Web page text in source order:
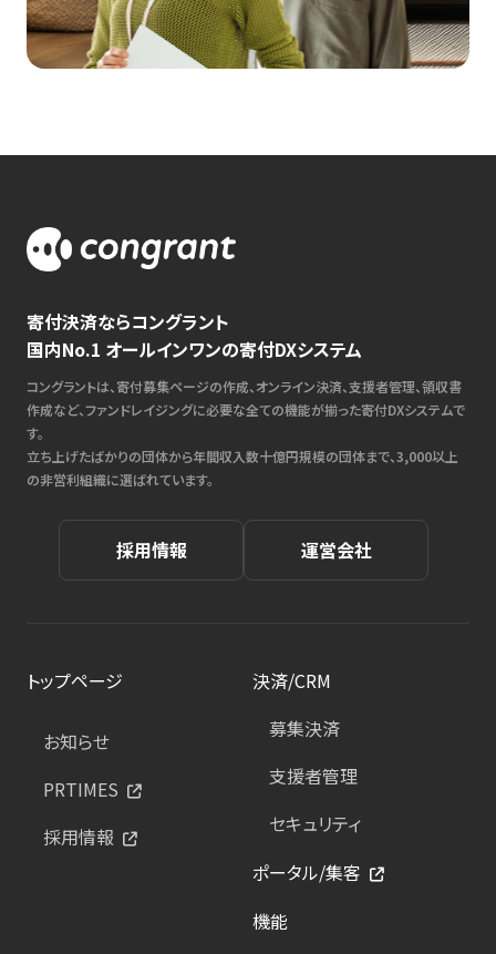
寄付決済ならコングラント
国内No.1 オールインワンの寄付DXシステム
コングラントは、寄付募集ページの作成、オンライン決済、支援者管理、領収書
作成など、ファンドレイジングに必要な全ての機能が揃った寄付DXシステムで
す。
立ち上げたばかりの団体から年間収入数十億円規模の団体まで、3,000以上
の非営利組織に選ばれています。
採用情報 運営会社
トップページ
お知らせ
PRTIMES
採用情報
決済/CRM
募集決済
支援者管理
セキュリティ
ポータル/集客
機能